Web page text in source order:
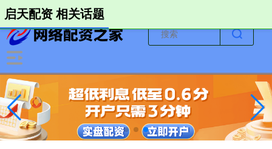
-->
启天配资 相关话题